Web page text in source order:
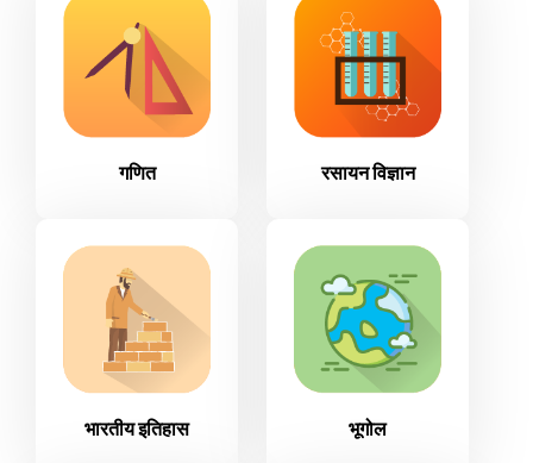
गणित रसायन विज्ञान
भारतीय इतिहास भूगोल